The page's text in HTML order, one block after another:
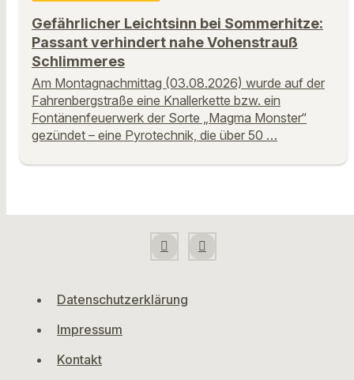
Gefährlicher Leichtsinn bei Sommerhitze:
Passant verhindert nahe Vohenstrauß
Schlimmeres
Am Montagnachmittag (03.08.2026) wurde auf der
Fahrenbergstraße eine Knallerkette bzw. ein
Fontänenfeuerwerk der Sorte „Magma Monster“
gezündet – eine Pyrotechnik, die über 50 …
Datenschutzerklärung
Impressum
Kontakt